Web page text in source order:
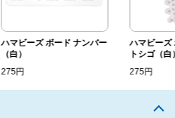
ハマビーズ ボード ナンバー
（白）
275円
ハマビーズ
トシゴ（白
275円